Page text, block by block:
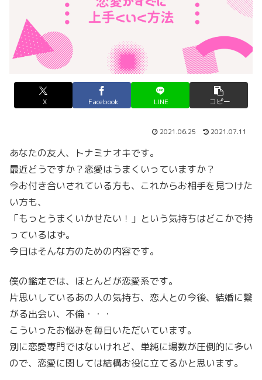
X Facebook LINE コピー
2021.06.25 2021.07.11
あなたの友人、トナミナオキです。
最近どうですか？恋愛はうまくいっていますか？
今お付き合いされている方も、これからお相手を見つけた
い方も、
「もっとうまくいかせたい！」という気持ちはどこかで持
っているはず。
今日はそんな方のための内容です。
僕の鑑定では、ほとんどが恋愛系です。
片思いしているあの人の気持ち、恋人との今後、結婚に繋
がる出会い、不倫・・・
こういったお悩みを毎日いただいています。
別に恋愛専門ではないけれど、単純に場数が圧倒的に多い
ので、恋愛に関しては結構お役に立てるかと思います。